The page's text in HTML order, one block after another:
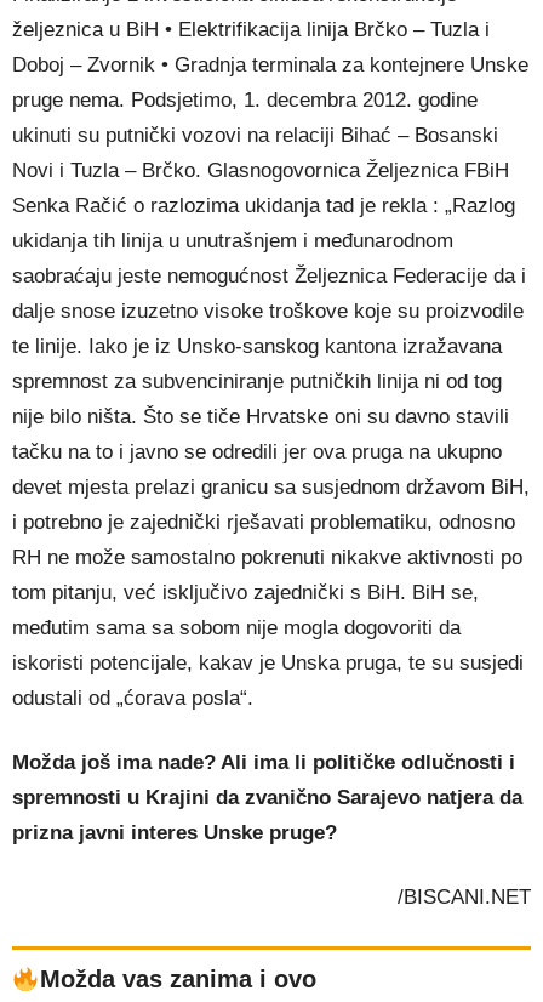
željeznica u BiH • Elektrifikacija linija Brčko – Tuzla i
Doboj – Zvornik • Gradnja terminala za kontejnere Unske
pruge nema. Podsjetimo, 1. decembra 2012. godine
ukinuti su putnički vozovi na relaciji Bihać – Bosanski
Novi i Tuzla – Brčko. Glasnogovornica Željeznica FBiH
Senka Račić o razlozima ukidanja tad je rekla : „Razlog
ukidanja tih linija u unutrašnjem i međunarodnom
saobraćaju jeste nemogućnost Željeznica Federacije da i
dalje snose izuzetno visoke troškove koje su proizvodile
te linije. Iako je iz Unsko-sanskog kantona izražavana
spremnost za subvenciniranje putničkih linija ni od tog
nije bilo ništa. Što se tiče Hrvatske oni su davno stavili
tačku na to i javno se odredili jer ova pruga na ukupno
devet mjesta prelazi granicu sa susjednom državom BiH,
i potrebno je zajednički rješavati problematiku, odnosno
RH ne može samostalno pokrenuti nikakve aktivnosti po
tom pitanju, već isključivo zajednički s BiH. BiH se,
međutim sama sa sobom nije mogla dogovoriti da
iskoristi potencijale, kakav je Unska pruga, te su susjedi
odustali od „ćorava posla“.
Možda još ima nade? Ali ima li političke odlučnosti i
spremnosti u Krajini da zvanično Sarajevo natjera da
prizna javni interes Unske pruge?
/BISCANI.NET
Možda vas zanima i ovo